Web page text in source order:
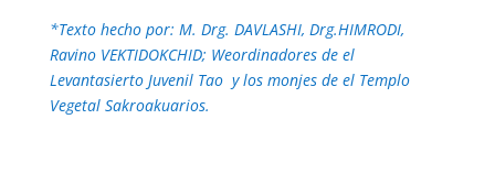
*Texto hecho por: M. Drg. DAVLASHI, Drg.HIMRODI,
Ravino VEKTIDOKCHID; Weordinadores de el
Levantasierto Juvenil Tao y los monjes de el Templo
Vegetal Sakroakuarios.